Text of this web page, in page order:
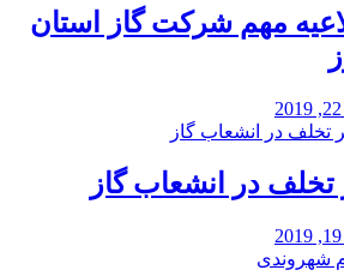
مهم شرکت گاز استان
تخلف در انشعاب گاز